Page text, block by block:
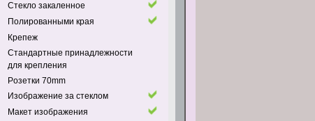
Стекло закаленное
Полированными края
Крепеж
Стандартные принадлежности
для крепления
Pозетки 70mm
Изображение за стеклом
Макет изображения